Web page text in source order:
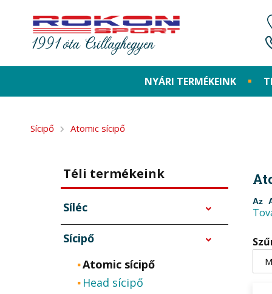
1991 óta Csillaghegyen
NYÁRI TERMÉKEINK
Sícipő Atomic sícipő
Téli termékeink
Síléc
Sícipő
Atomic sícipő
Head sícipő
Az